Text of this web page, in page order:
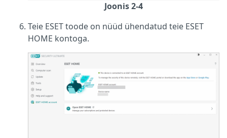
Joonis 2-4
Teie ESET toode on nüüd ühendatud teie ESET
HOME kontoga.